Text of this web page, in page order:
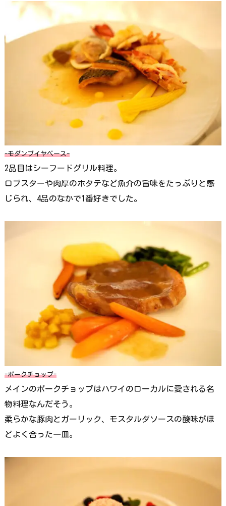
-モダンブイヤベース-
2品目はシーフードグリル料理。
ロブスターや肉厚のホタテなど魚介の旨味をたっぷりと感
じられ、4品のなかで1番好きでした。
-ポークチョップ-
メインのポークチョップはハワイのローカルに愛される名
物料理なんだそう。
柔らかな豚肉とガーリック、モスタルダソースの酸味がほ
どよく合った一皿。